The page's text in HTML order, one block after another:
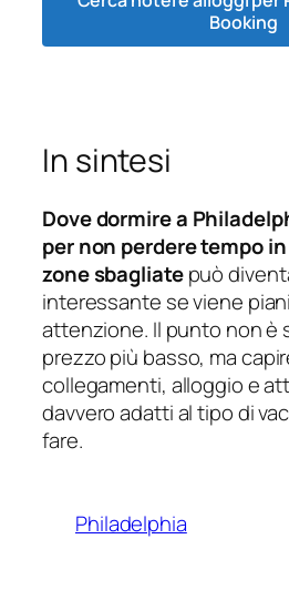
Booking
In sintesi
Dove dormire a
per non perdere tempo
zone sbagliatepuò
interessante se viene
attenzione. Il punto non è
prezzo più basso, ma
collegamenti, alloggio e
davvero adatti al tipo di
fare.
Philadelphia